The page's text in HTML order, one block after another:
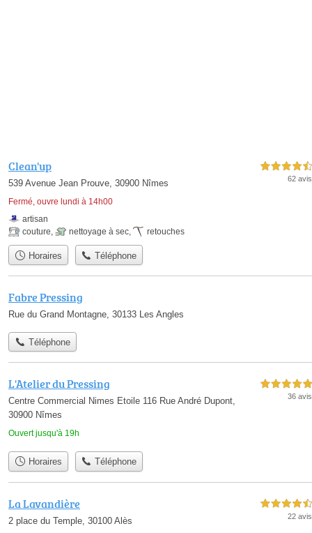
Clean'up
539 Avenue Jean Prouve, 30900 Nîmes
Fermé, ouvre lundi à 14h00
4,5 étoiles sur 5
62 avis
artisan
couture, nettoyage à sec, retouches
Horaires Téléphone
Fabre Pressing
Rue du Grand Montagne, 30133 Les Angles
Téléphone
L'Atelier du Pressing
Centre Commercial Nimes Etoile 116 Rue André Dupont,
30900 Nîmes
Ouvert jusqu'à 19h
5,0 étoiles sur 5
36 avis
Horaires Téléphone
La Lavandière
2 place du Temple, 30100 Alès
4,5 étoiles sur 5
22 avis